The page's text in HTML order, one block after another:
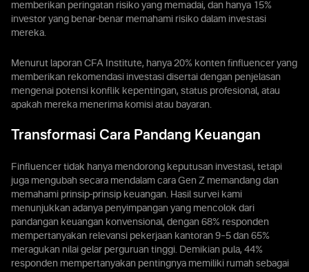
memberikan peringatan risiko yang memadai, dan hanya 15%
investor yang benar-benar memahami risiko dalam investasi
mereka.
Menurut laporan CFA Institute, hanya 20% konten finfluencer yang
memberikan rekomendasi investasi disertai dengan penjelasan
mengenai potensi konflik kepentingan, status profesional, atau
apakah mereka menerima komisi atau bayaran.
Transformasi Cara Pandang Keuangan
Finfluencer tidak hanya mendorong keputusan investasi, tetapi
juga mengubah secara mendalam cara Gen Z memandang dan
memahami prinsip-prinsip keuangan. Hasil survei kami
menunjukkan adanya penyimpangan yang mencolok dari
pandangan keuangan konvensional, dengan 68% responden
mempertanyakan relevansi pekerjaan kantoran 9–5 dan 65%
meragukan nilai gelar perguruan tinggi. Demikian pula, 44%
responden mempertanyakan pentingnya memiliki rumah sebagai